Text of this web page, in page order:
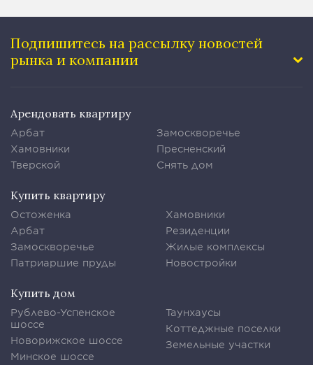
Подпишитесь на рассылку новостей
рынка и компании
Арендовать квартиру
Арбат
Хамовники
Тверской
Замоскворечье
Пресненский
Снять дом
Купить квартиру
Остоженка
Арбат
Замоскворечье
Патриаршие пруды
Хамовники
Резиденции
Жилые комплексы
Новостройки
Купить дом
Рублево-Успенское
шоссе
Новорижское шоссе
Минское шоссе
Таунхаусы
Коттеджные поселки
Земельные участки